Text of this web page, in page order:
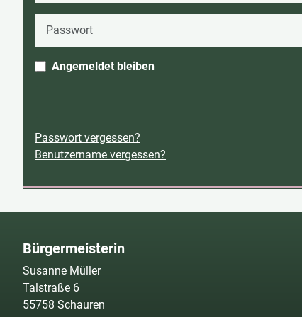
Angemeldet bleiben
Passwort vergessen?
Benutzername vergessen?
Bürgermeisterin
Susanne Müller
Talstraße 6
55758 Schauren